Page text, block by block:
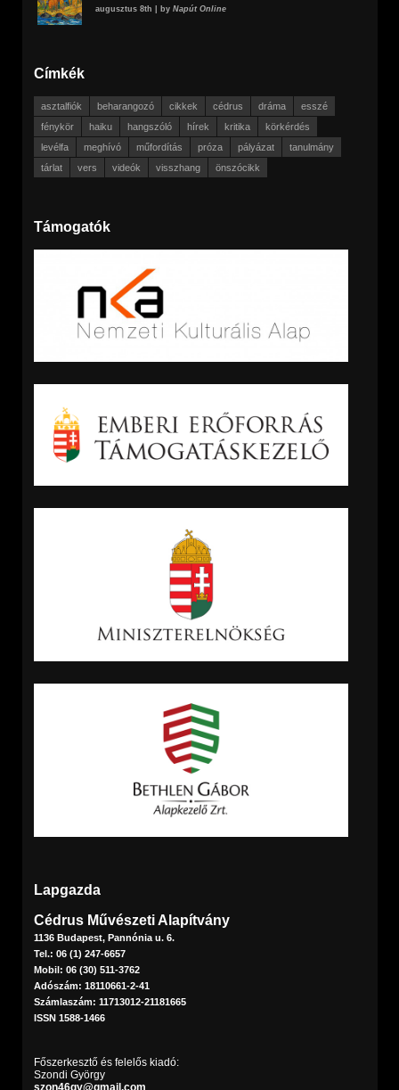
augusztus 8th | by Napút Online
Címkék
asztalfiók beharangozó cikkek cédrus dráma
esszé
fénykör
haiku hangszóló hírek kritika
körkérdés
levélfa
meghívó műfordítás próza pályázat
tanulmány
tárlat
vers videók visszhang önszócikk
Támogatók
Lapgazda
Cédrus Művészeti Alapítvány
1136 Budapest, Pannónia u. 6.
Tel.: 06 (1) 247-6657
Mobil: 06 (30) 511-3762
Adószám: 18110661-2-41
Számlaszám: 11713012-21181665
ISSN 1588-1466
Főszerkesztő és felelős kiadó:
Szondi György